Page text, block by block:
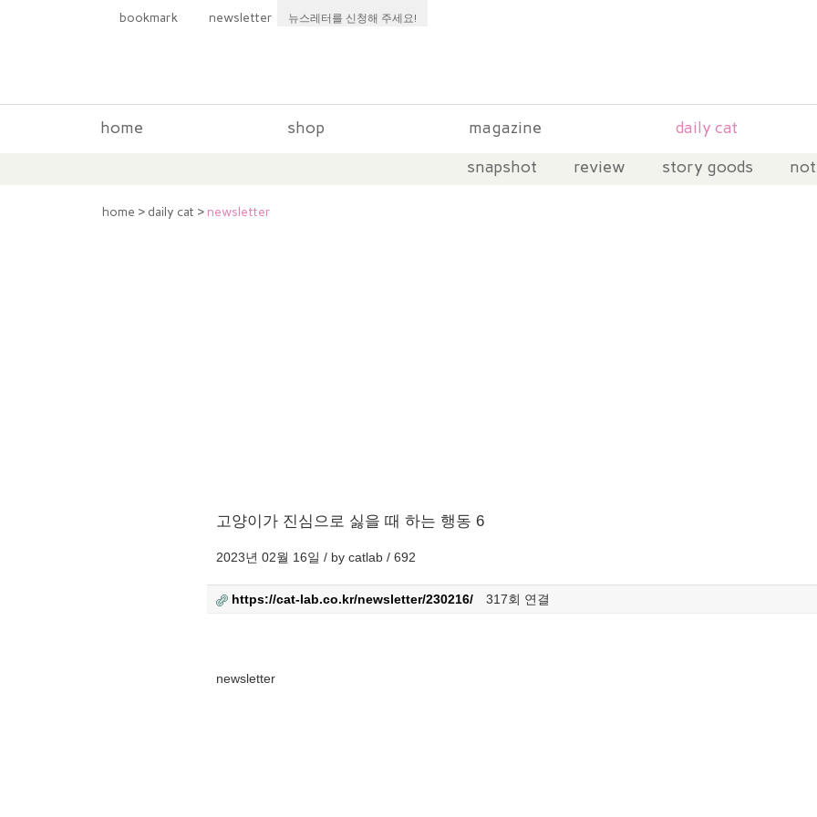
bookmark newsletter 뉴스레터를 신청해 주세요!
home shop magazine
daily cat
snapshot
review story goods
home > daily cat > newsletter
고양이가 진심으로 싫을 때 하는 행동 6
2023년 02월 16일 / bycatlab /692
https://cat-lab.co.kr/newsletter/230216/ 317회 연결
본문
newsletter